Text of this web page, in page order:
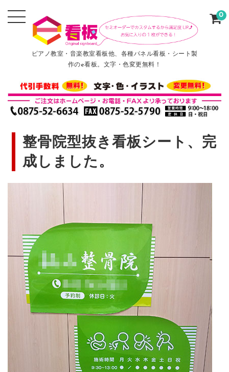
ピアノ教室・音楽教室看板他、各種パネル看板・シート製
作のe看板。文字・色変更無料！
0
整骨院型抜き看板シート、完
成しました。